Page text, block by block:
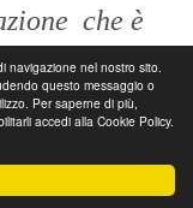
navigazione nel nostro sito.
questo messaggio o
Per saperne di più,
accedi alla Cookie Policy.
che è
e colazione)